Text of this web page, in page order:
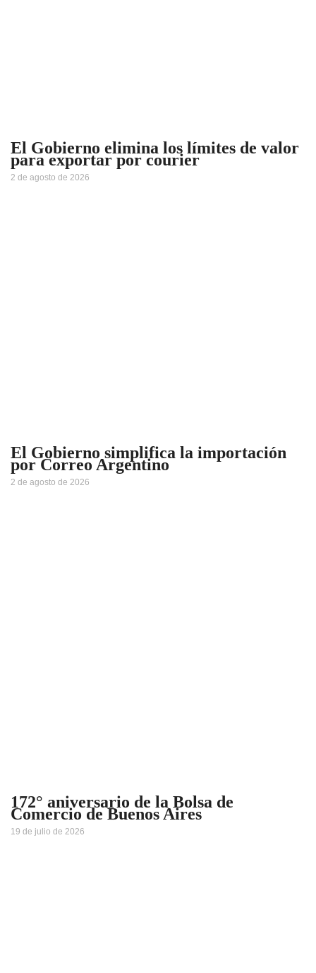
El Gobierno elimina los límites de valor
para exportar por courier
2 de agosto de 2026
El Gobierno simplifica la importación
por Correo Argentino
2 de agosto de 2026
172° aniversario de la Bolsa de
Comercio de Buenos Aires
19 de julio de 2026